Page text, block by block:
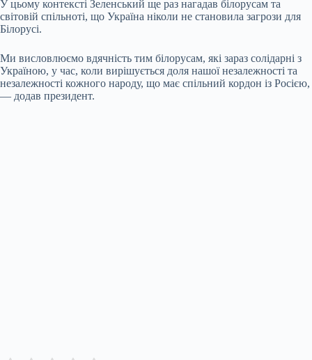
У цьому контексті Зеленський ще раз нагадав білорусам та
світовій спільноті, що Україна ніколи не становила загрози для
Білорусі.
Ми висловлюємо вдячність тим білорусам, які зараз солідарні з
Україною, у час, коли вирішується доля нашої незалежності та
незалежності кожного народу, що має спільний кордон із Росією,
— додав президент.